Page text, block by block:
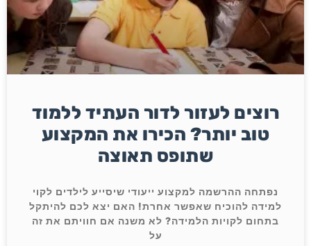
רוצים לעזור לדור העתיד ללמוד
טוב יותר? הכירו את המקצוע
שתופס תאוצה
נפתחה ההרשמה למקצוע ייעודי שיסייע לילדים לקוי
למידה להוכיח שאפשר אחרת! האם יצא לכם להיתקל
בתחום לקויות הלמידה? לא משנה אם חוויתם את זה
על